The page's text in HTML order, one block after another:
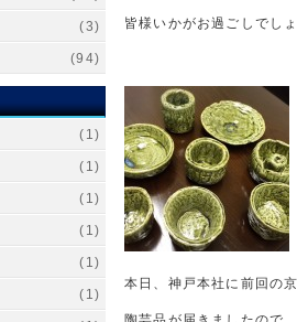
皆様いかがお過ごしでしょ
本日、神戸本社に前回の
(3)
(94)
(1)
(1)
(1)
(1)
(1)
(1)